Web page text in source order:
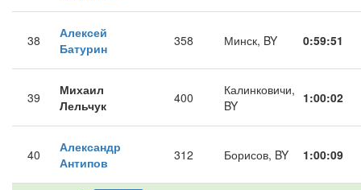
38
Алексей
Батурин
358 Минск, BY 0:59:51
39
Михаил
Лельчук
400
Калинковичи,
BY
1:00:02
40
Александр
Антипов
312 Борисов, BY 1:00:09